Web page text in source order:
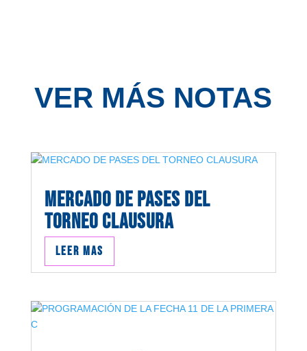
VER MÁS NOTAS
MERCADO DE PASES DEL
TORNEO CLAUSURA
Leer mas